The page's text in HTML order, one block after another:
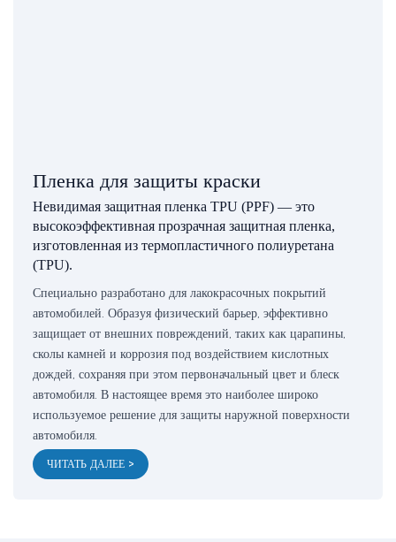
Пленка для защиты краски
Невидимая защитная пленка TPU (PPF) — это
высокоэффективная прозрачная защитная пленка,
изготовленная из термопластичного полиуретана
(TPU).
Специально разработано для лакокрасочных покрытий
автомобилей. Образуя физический барьер, эффективно
защищает от внешних повреждений, таких как царапины,
сколы камней и коррозия под воздействием кислотных
дождей, сохраняя при этом первоначальный цвет и блеск
автомобиля. В настоящее время это наиболее широко
используемое решение для защиты наружной поверхности
автомобиля.
ЧИТАТЬ ДАЛЕЕ >